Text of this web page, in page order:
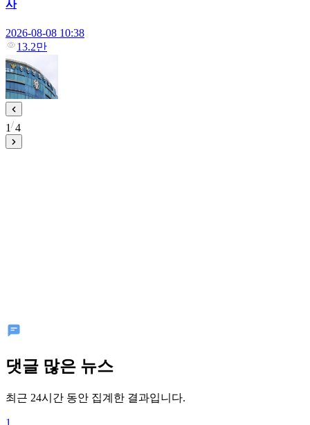
사
2026-08-08 10:38
13.2만
1 4
댓글 많은 뉴스
최근 24시간 동안 집계한 결과입니다.
1